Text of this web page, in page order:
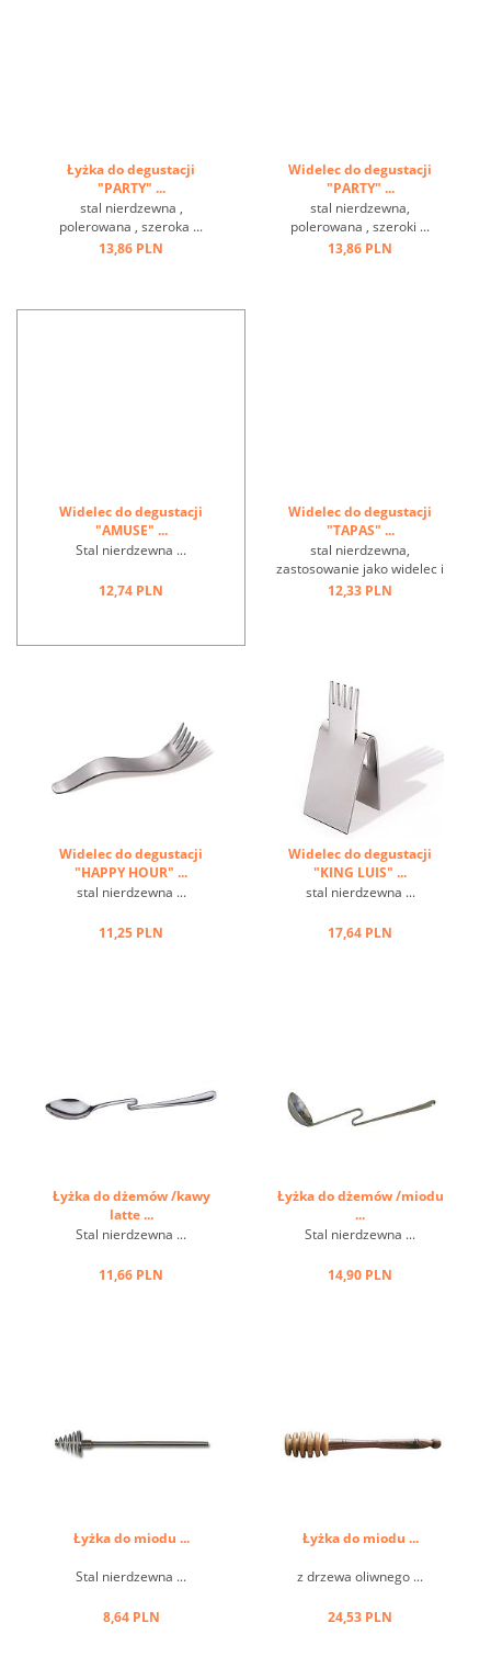
Łyżka do degustacji
"PARTY" ...
stal nierdzewna ,
polerowana , szeroka ...
13,86 PLN
Widelec do degustacji
"PARTY" ...
stal nierdzewna,
polerowana , szeroki ...
13,86 PLN
Widelec do degustacji
"AMUSE" ...
Stal nierdzewna ...
12,74 PLN
Widelec do degustacji
"TAPAS" ...
stal nierdzewna,
zastosowanie jako widelec i
łyżka ...
12,33 PLN
Widelec do degustacji
"HAPPY HOUR" ...
stal nierdzewna ...
11,25 PLN
Widelec do degustacji
"KING LUIS" ...
stal nierdzewna ...
17,64 PLN
Łyżka do dżemów /kawy
latte ...
Stal nierdzewna ...
11,66 PLN
Łyżka do dżemów /miodu
...
Stal nierdzewna ...
14,90 PLN
Łyżka do miodu ...
Stal nierdzewna ...
8,64 PLN
Łyżka do miodu ...
z drzewa oliwnego ...
24,53 PLN